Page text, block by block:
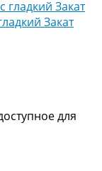
Закат
для